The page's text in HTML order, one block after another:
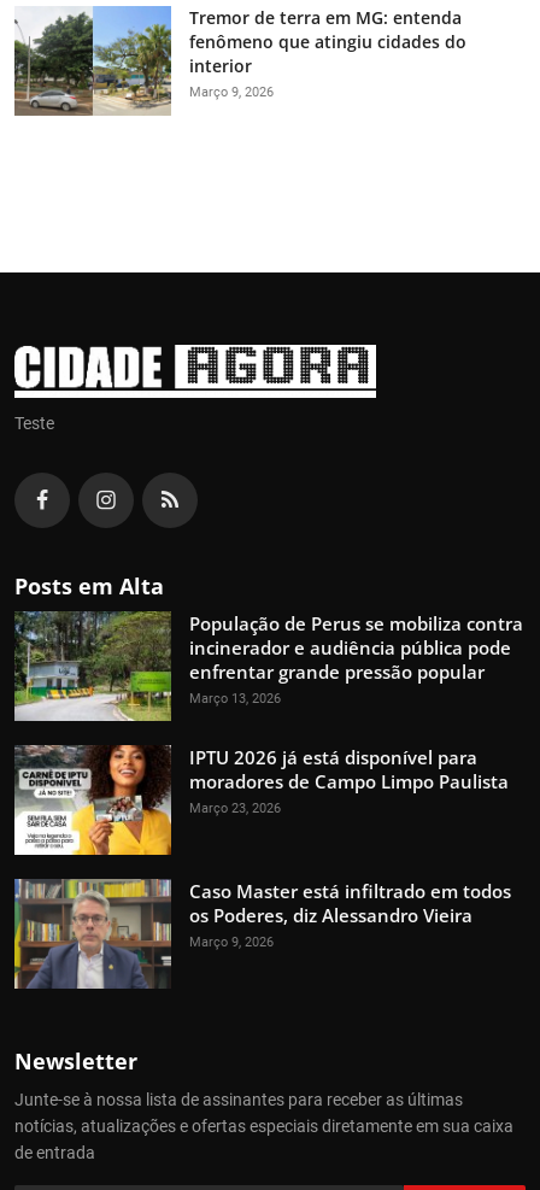
Tremor de terra em MG: entenda
fenômeno que atingiu cidades do
interior
Março 9, 2026
Teste
Posts em Alta
População de Perus se mobiliza contra
incinerador e audiência pública pode
enfrentar grande pressão popular
Março 13, 2026
IPTU 2026 já está disponível para
moradores de Campo Limpo Paulista
Março 23, 2026
Caso Master está infiltrado em todos
os Poderes, diz Alessandro Vieira
Março 9, 2026
Newsletter
Junte-se à nossa lista de assinantes para receber as últimas
notícias, atualizações e ofertas especiais diretamente em sua caixa
de entrada